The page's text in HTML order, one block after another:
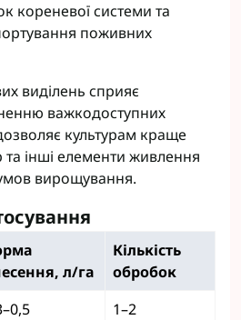
кореневої системи та
поживних
виділень сприяє
важкодоступних
культурам краще
інші елементи живлення
вирощування.
л/га
Кількість
обробок
1–2